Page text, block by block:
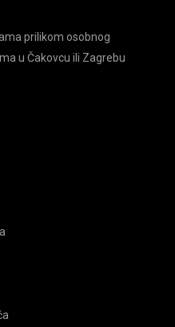
prilikom osobnog
u Čakovcu ili Zagrebu